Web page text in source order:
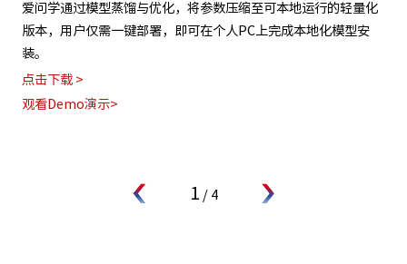
爱问学通过模型蒸馏与优化，将参数压缩至可本地运行的轻量化
版本，用户仅需一键部署，即可在个人PC上完成本地化模型安
装。
点击下载 >
观看Demo演示>
1 / 4